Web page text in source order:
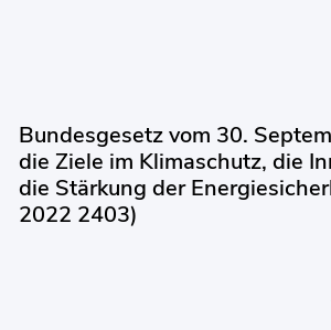
Bundesgesetz vom 30.
die Ziele im Klimaschutz, die
die Stärkung der
2022 2403)